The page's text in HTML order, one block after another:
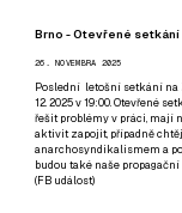
Brno - Otevřené setkání
26. NOVEMBRA 2025
Poslední letošní setkání na
12. 2025 v 19:00. Otevřené
řešit problémy v práci, mají
aktivit zapojit, případně
anarchosyndikalismem a
budou také naše
(FB událost)